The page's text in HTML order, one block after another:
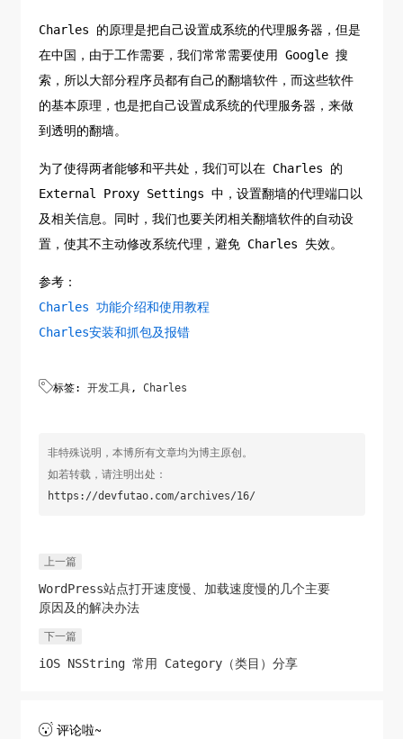
Charles 的原理是把自己设置成系统的代理服务器，但是
在中国，由于工作需要，我们常常需要使用 Google 搜
索，所以大部分程序员都有自己的翻墙软件，而这些软件
的基本原理，也是把自己设置成系统的代理服务器，来做
到透明的翻墙。
为了使得两者能够和平共处，我们可以在 Charles 的
External Proxy Settings 中，设置翻墙的代理端口以
及相关信息。同时，我们也要关闭相关翻墙软件的自动设
置，使其不主动修改系统代理，避免 Charles 失效。
参考：
Charles 功能介绍和使用教程
Charles安装和抓包及报错
标签: 开发工具, Charles
非特殊说明，本博所有文章均为博主原创。
如若转载，请注明出处：
https://devfutao.com/archives/16/
上一篇
WordPress站点打开速度慢、加载速度慢的几个主要
原因及的解决办法
下一篇
iOS NSString 常用 Category（类目）分享
评论啦~